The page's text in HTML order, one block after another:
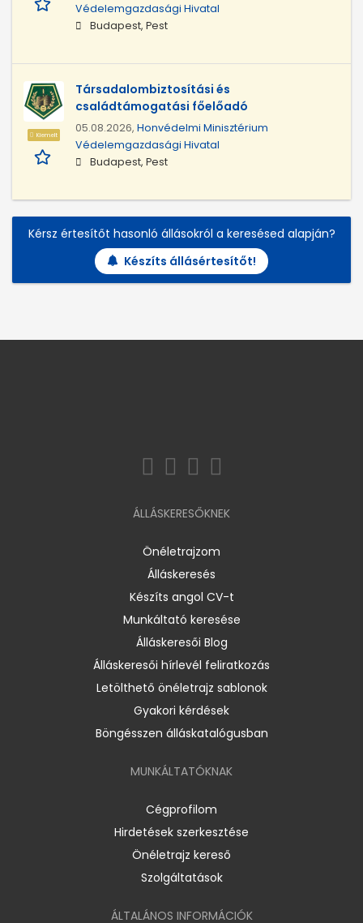
Védelemgazdasági Hivatal
Budapest, Pest
Kiemelt
Társadalombiztosítási és
családtámogatási főelőadó
05.08.2026, Honvédelmi Minisztérium
Védelemgazdasági Hivatal
Budapest, Pest
Kérsz értesítőt hasonló állásokról a keresésed alapján?
Készíts állásértesítőt!
ÁLLÁSKERESŐKNEK
Önéletrajzom
Álláskeresés
Készíts angol CV-t
Munkáltató keresése
Álláskeresői Blog
Álláskeresői hírlevél feliratkozás
Letölthető önéletrajz sablonok
Gyakori kérdések
Böngésszen álláskatalógusban
MUNKÁLTATÓKNAK
Cégprofilom
Hirdetések szerkesztése
Önéletrajz kereső
Szolgáltatások
ÁLTALÁNOS INFORMÁCIÓK